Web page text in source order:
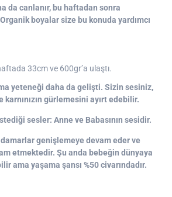
da canlanır, bu haftadan sonra
boyalar size bu konuda yardımcı
33cm ve 600gr’a ulaştı.
yeteneği daha da gelişti. Sizin sesiniz,
karnınızın gürlemesini ayırt edebilir.
sesler: Anne ve Babasının sesidir.
genişlemeye devam eder ve
etmektedir. Şu anda bebeğin dünyaya
ama yaşama şansı %50 civarındadır.